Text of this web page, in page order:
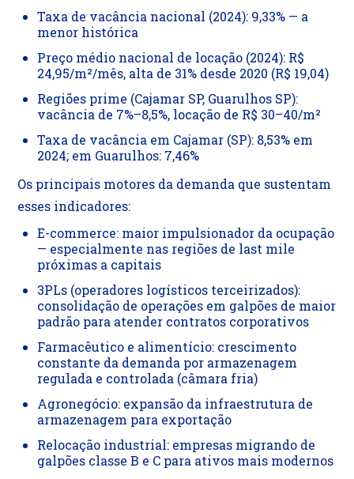
Taxa de vacância nacional (2024): 9,33% — a
menor histórica
Preço médio nacional de locação (2024): R$
24,95/m²/mês, alta de 31% desde 2020 (R$ 19,04)
Regiões prime (Cajamar SP, Guarulhos SP):
vacância de 7%–8,5%, locação de R$ 30–40/m²
Taxa de vacância em Cajamar (SP): 8,53% em
2024; em Guarulhos: 7,46%
Os principais motores da demanda que sustentam
esses indicadores:
E-commerce: maior impulsionador da ocupação
— especialmente nas regiões de last mile
próximas a capitais
3PLs (operadores logísticos terceirizados):
consolidação de operações em galpões de maior
padrão para atender contratos corporativos
Farmacêutico e alimentício: crescimento
constante da demanda por armazenagem
regulada e controlada (câmara fria)
Agronegócio: expansão da infraestrutura de
armazenagem para exportação
Relocação industrial: empresas migrando de
galpões classe B e C para ativos mais modernos